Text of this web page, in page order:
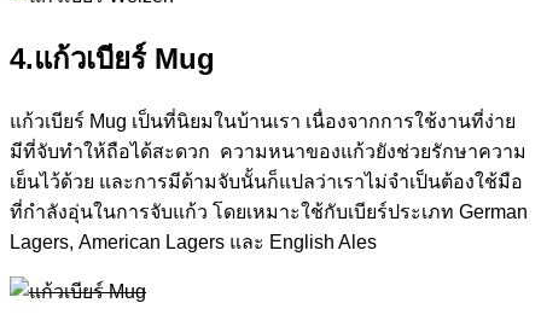
4.แก้วเบียร์ Mug
แก้วเบียร์ Mug เป็นที่นิยมในบ้านเรา เนื่องจากการใช้งานที่ง่าย
มีที่จับทำให้ถือได้สะดวก ความหนาของแก้วยังช่วยรักษาความ
เย็นไว้ด้วย และการมีด้ามจับนั้นก็แปลว่าเราไม่จำเป็นต้องใช้มือ
ที่กำลังอุ่นในการจับแก้ว โดยเหมาะใช้กับเบียร์ประเภท German
Lagers, American Lagers และ English Ales